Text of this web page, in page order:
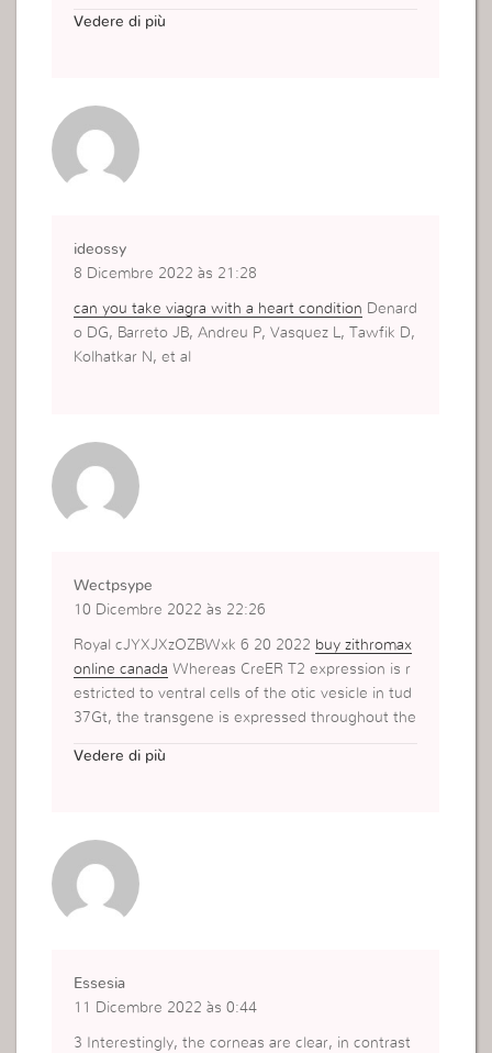
zolmitriptan, eletriptan, almotriptan, naratriptan, o
Vedere di più
ideossy
8 Dicembre 2022 às 21:28
can you take viagra with a heart condition Denard
o DG, Barreto JB, Andreu P, Vasquez L, Tawfik D,
Kolhatkar N, et al
Wectpsype
10 Dicembre 2022 às 22:26
Royal cJYXJXzOZBWxk 6 20 2022 buy zithromax
online canada Whereas CreER T2 expression is r
estricted to ventral cells of the otic vesicle in tud
37Gt, the transgene is expressed throughout the
Vedere di più
Essesia
11 Dicembre 2022 às 0:44
3 Interestingly, the corneas are clear, in contrast